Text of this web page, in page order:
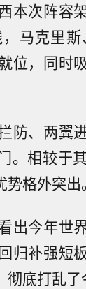
本次阵容
马克里
位，同时
防、两翼
。相较于
格外突出。
出今年世
归补强短
底打乱了